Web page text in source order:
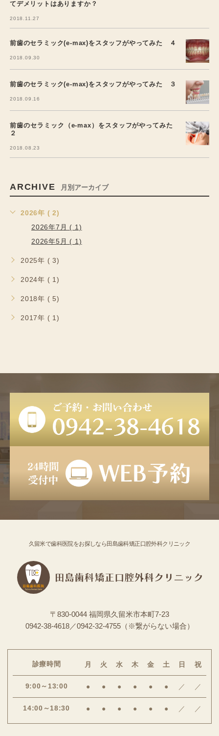
てデメリットはありますか？
2018.11.27
前歯のセラミック(e-max)をスタッフがやってみた ４
2018.09.30
前歯のセラミック(e-max)をスタッフがやってみた ３
2018.09.16
前歯のセラミック（e-max）をスタッフがやってみた
２
2018.08.23
ARCHIVE 月別アーカイブ
2026年 ( 2)
2026年7月 ( 1)
2026年5月 ( 1)
2025年 ( 3)
2024年 ( 1)
2018年 ( 5)
2017年 ( 1)
久留米で歯科医院をお探しなら田島歯科矯正口腔外科クリニック
〒830-0044 福岡県久留米市本町7-23
0942-38-4618／0942-32-4755（※繋がらない場合）
診療時間 月 火 水 木 金 土 日 祝
9:00～13:00 ● ● ● ● ● ● ／ ／
14:00～18:30 ● ● ● ● ● ● ／ ／